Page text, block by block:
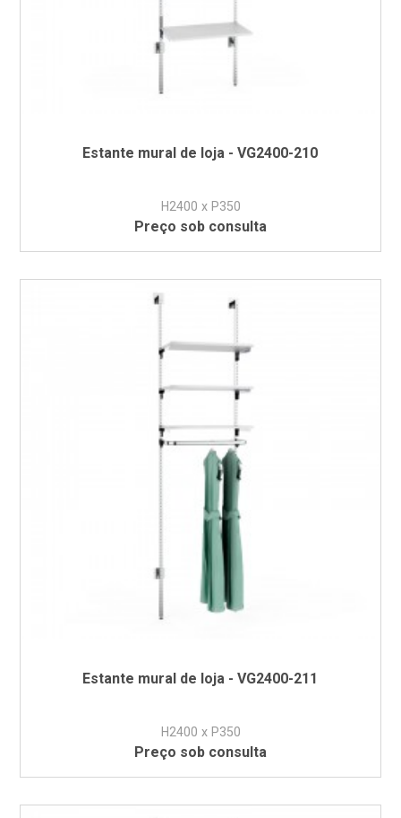
Estante mural de loja - VG2400-210
H2400 x P350
Preço sob consulta
Estante mural de loja - VG2400-211
H2400 x P350
Preço sob consulta